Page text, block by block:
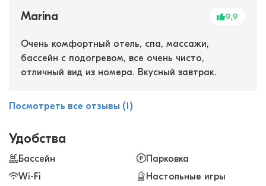
Marina 9,9
Очень комфортный отель, спа, массажи,
бассейн с подогревом, все очень чисто,
отличный вид из номера. Вкусный завтрак.
Посмотреть все отзывы (1)
Удобства
Бассейн
Парковка
Wi-Fi
Настольные игры